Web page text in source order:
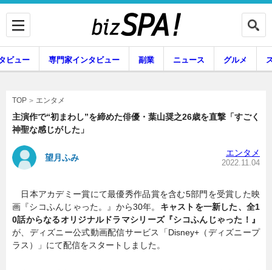
専門家インタビュー
副業 ニュース
グルメ
ビュー 専門家インタビュー 副業 ニュース グルメ
TOP エンタメ
主演作で“初まわし”を締めた俳優・葉山奨之26歳を直撃「すごく
神聖な感じがした」
望月ふみ エンタメ
2022.11.04
日本アカデミー賞にて最優秀作品賞を含む5部門を受賞した映
画『シコふんじゃった。』から30年。 キャストを一新した、全1
0話からなるオリジナルドラマシリーズ『シコふんじゃった！』
が、ディズニー公式動画配信サービス「Disney+（ディズニープ
ラス）」にて配信をスタートしました。